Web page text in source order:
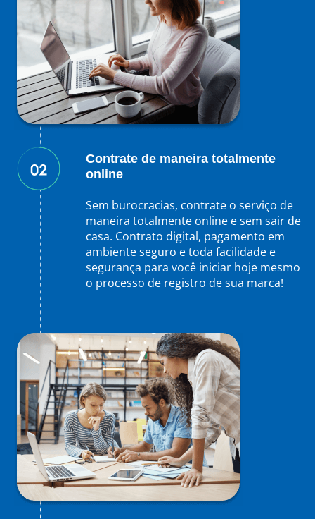
Contrate de maneira totalmente
online
Sem burocracias, contrate o serviço de
maneira totalmente online e sem sair de
casa. Contrato digital, pagamento em
ambiente seguro e toda facilidade e
segurança para você iniciar hoje mesmo
o processo de registro de sua marca!